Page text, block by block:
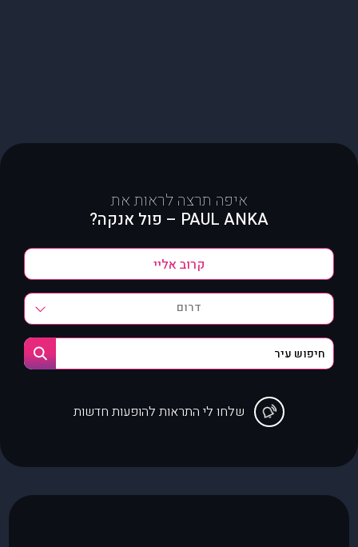
איפה תרצה לראות את
PAUL ANKA – פול אנקה?
דרום
שלחו לי התראות להופעות חדשות